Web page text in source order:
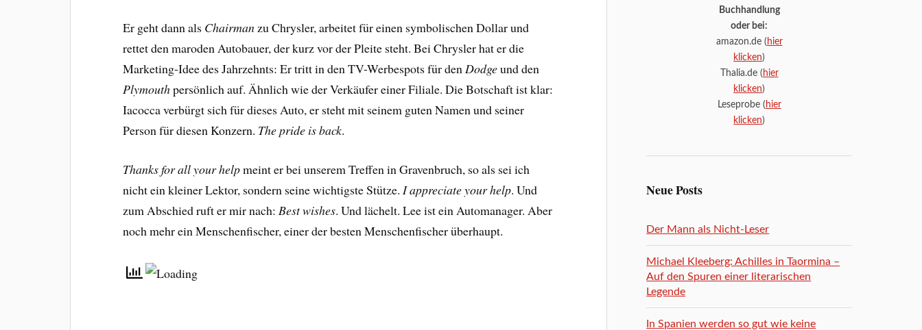
Er geht dann als Chairmanzu Chrysler, arbeitet für einen symbolischen Dollar und
rettet den maroden Autobauer, der kurz vor der Pleite steht. Bei Chrysler hat er die
Marketing-Idee des Jahrzehnts: Er tritt in den TV-Werbespots für denDodgeund den
Plymouthpersönlich auf. Ähnlich wie der Verkäufer einer Filiale. Die Botschaft ist klar:
Iacocca verbürgt sich für dieses Auto, er steht mit seinem guten Namen und seiner
Person für diesen Konzern. The pride is back.
Thanks for all your helpmeint er bei unserem Treffen in Gravenbruch, so als sei ich
nicht ein kleiner Lektor, sondern seine wichtigste Stütze.I appreciate your help. Und
zum Abschied ruft er mir nach:Best wishes. Und lächelt. Lee ist ein Automanager. Aber
noch mehr ein Menschenfischer, einer der besten Menschenfischer überhaupt.
Buchhandlung
oder bei:
amazon.de ( hier
klicken)
Thalia.de ( hier
klicken)
Leseprobe ( hier
klicken)
Neue Posts
Der Mann als Nicht-Leser
Michael Kleeberg: Achilles in Taormina –
Auf den Spuren einer literarischen
Legende
In Spanien werden so gut wie keine